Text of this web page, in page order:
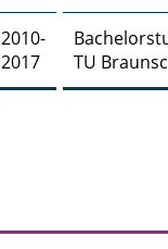
2010-
2017
TU